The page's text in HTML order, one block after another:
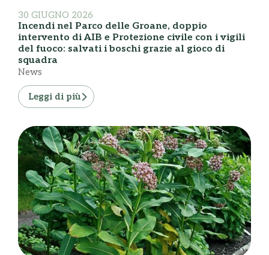
30 GIUGNO 2026
Incendi nel Parco delle Groane, doppio
intervento di AIB e Protezione civile con i vigili
del fuoco: salvati i boschi grazie al gioco di
squadra
News
Leggi di più